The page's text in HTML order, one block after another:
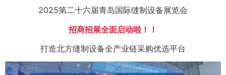
2025第二十六届青岛国际缝制设备展览会
招商招展全面启动啦！！
打造北方缝制设备全产业链采购优选平台